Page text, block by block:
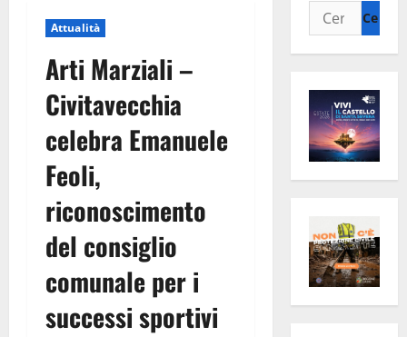
Attualità
Arti Marziali –
Civitavecchia
celebra Emanuele
Feoli,
riconoscimento
del consiglio
comunale per i
successi sportivi
Ricerca
per: